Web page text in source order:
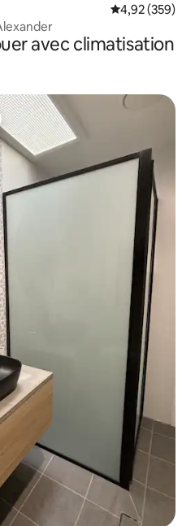
Note
4,92 (359)
avec climatisation